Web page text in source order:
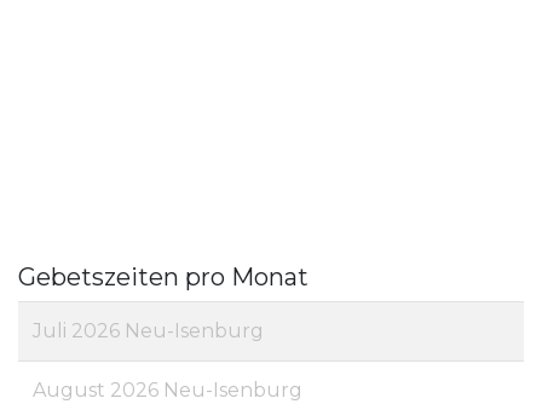
Gebetszeiten pro Monat
Juli 2026 Neu-Isenburg
August 2026 Neu-Isenburg